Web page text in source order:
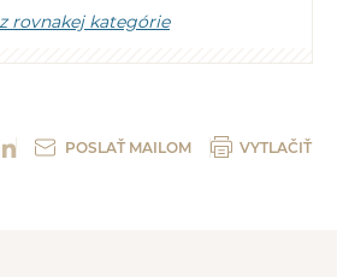
rovnakej kategórie
POSLAŤ MAILOM VYTLAČIŤ